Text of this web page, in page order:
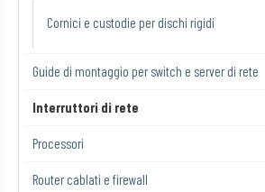
Cornici e custodie per dischi rigidi
Guide di montaggio per switch e server di rete
Interruttori di rete
Processori
Router cablati e firewall